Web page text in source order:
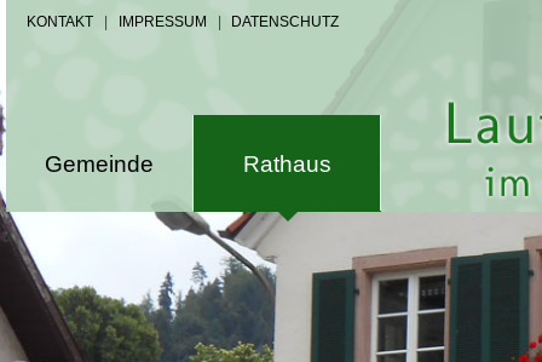
KONTAKT IMPRESSUM DATENSCHUTZ
Gemeinde Rathaus